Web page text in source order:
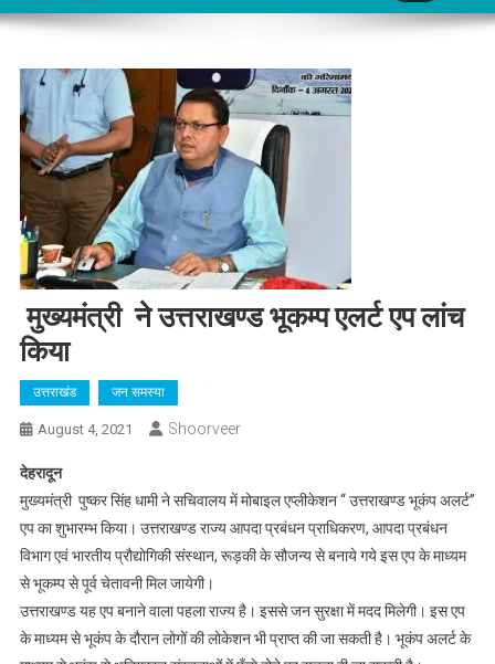
मुख्यमंत्री ने उत्तराखण्ड भूकम्प एलर्ट एप लांच
किया
उत्तराखंड जन समस्या
August 4, 2021 Shoorveer
देहरादून
मुख्यमंत्री पुष्कर सिंह धामी ने सचिवालय में मोबाइल एप्लीकेशन ‘‘ उत्तराखण्ड भूकंप अलर्ट’’
एप का शुभारम्भ किया। उत्तराखण्ड राज्य आपदा प्रबंधन प्राधिकरण, आपदा प्रबंधन
विभाग एवं भारतीय प्रौद्योगिकी संस्थान, रूड़की के सौजन्य से बनाये गये इस एप के माध्यम
से भूकम्प से पूर्व चेतावनी मिल जायेगी।
उत्तराखण्ड यह एप बनाने वाला पहला राज्य है। इससे जन सुरक्षा में मदद मिलेगी। इस एप
के माध्यम से भूकंप के दौरान लोगों की लोकेशन भी प्राप्त की जा सकती है। भूकंप अलर्ट के